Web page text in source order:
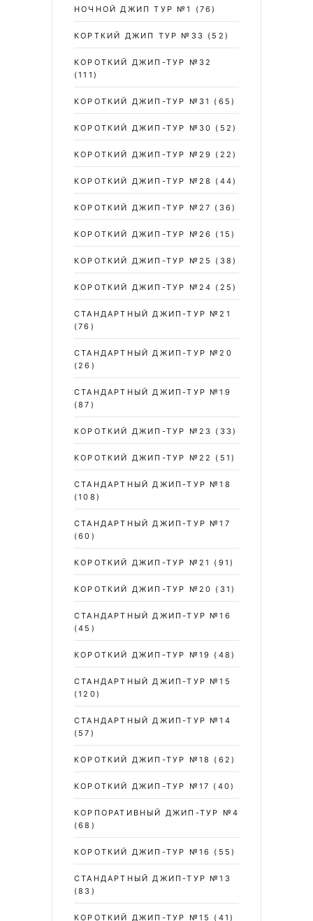
НОЧНОЙ ДЖИП ТУР №1 (76)
КОРТКИЙ ДЖИП ТУР №33 (52)
КОРОТКИЙ ДЖИП-ТУР №32
(111)
КОРОТКИЙ ДЖИП-ТУР №31 (65)
КОРОТКИЙ ДЖИП-ТУР №30 (52)
КОРОТКИЙ ДЖИП-ТУР №29 (22)
КОРОТКИЙ ДЖИП-ТУР №28 (44)
КОРОТКИЙ ДЖИП-ТУР №27 (36)
КОРОТКИЙ ДЖИП-ТУР №26 (15)
КОРОТКИЙ ДЖИП-ТУР №25 (38)
КОРОТКИЙ ДЖИП-ТУР №24 (25)
СТАНДАРТНЫЙ ДЖИП-ТУР №21
(76)
СТАНДАРТНЫЙ ДЖИП-ТУР №20
(26)
СТАНДАРТНЫЙ ДЖИП-ТУР №19
(87)
КОРОТКИЙ ДЖИП-ТУР №23 (33)
КОРОТКИЙ ДЖИП-ТУР №22 (51)
СТАНДАРТНЫЙ ДЖИП-ТУР №18
(108)
СТАНДАРТНЫЙ ДЖИП-ТУР №17
(60)
КОРОТКИЙ ДЖИП-ТУР №21 (91)
КОРОТКИЙ ДЖИП-ТУР №20 (31)
СТАНДАРТНЫЙ ДЖИП-ТУР №16
(45)
КОРОТКИЙ ДЖИП-ТУР №19 (48)
СТАНДАРТНЫЙ ДЖИП-ТУР №15
(120)
СТАНДАРТНЫЙ ДЖИП-ТУР №14
(57)
КОРОТКИЙ ДЖИП-ТУР №18 (62)
КОРОТКИЙ ДЖИП-ТУР №17 (40)
КОРПОРАТИВНЫЙ ДЖИП-ТУР №4
(68)
КОРОТКИЙ ДЖИП-ТУР №16 (55)
СТАНДАРТНЫЙ ДЖИП-ТУР №13
(83)
КОРОТКИЙ ДЖИП-ТУР №15 (41)